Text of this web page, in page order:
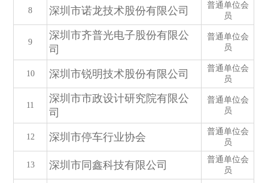
8 深圳市诺龙技术股份有限公司
普通单位会
员
9
深圳市齐普光电子股份有限公
司
普通单位会
员
10 深圳市锐明技术股份有限公司
普通单位会
员
11
深圳市市政设计研究院有限公
司
普通单位会
员
12 深圳市停车行业协会
普通单位会
员
13 深圳市同鑫科技有限公司
普通单位会
员